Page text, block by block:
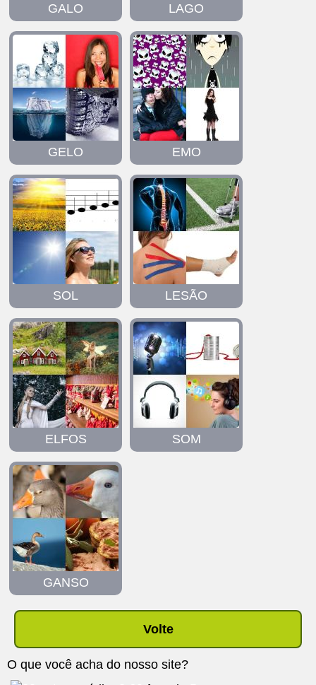
GALO LAGO
GELO EMO
SOL LESÃO
ELFOS SOM
GANSO
Volte
O que você acha do nosso site?